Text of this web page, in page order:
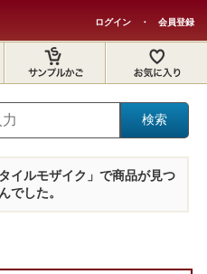
ログイン ・ 会員登録
イルモザイク」で商品が見つ
でした。